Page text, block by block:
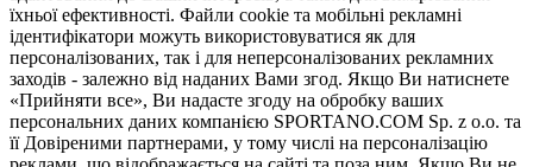
їхньої ефективності. Файли cookie та мобільні рекламні
ідентифікатори можуть використовуватися як для
персоналізованих, так і для неперсоналізованих рекламних
заходів - залежно від наданих Вами згод. Якщо Ви натиснете
«Прийняти все», Ви надасте згоду на обробку ваших
персональних даних компанією SPORTANO.COM Sp. z o.o. та
її Довіреними партнерами, у тому числі на персоналізацію